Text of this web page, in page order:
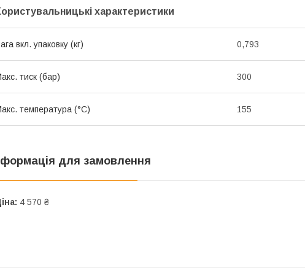
характеристики
вкл. упаковку (кг) 0,793
тиск (бар) 300
температура (°C) 155
для замовлення
4 570 ₴